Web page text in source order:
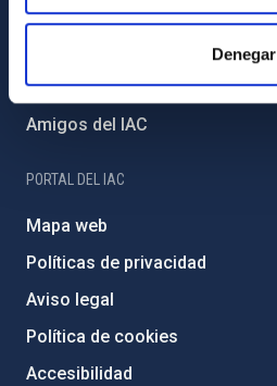
Denegar
Proyectos institucionales
Programa Severo Ochoa
Amigos del IAC
PORTAL DEL IAC
Mapa web
Políticas de privacidad
Aviso legal
Política de cookies
Accesibilidad